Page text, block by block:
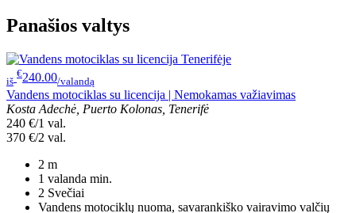
Panašios valtys
iš
€240.00/valandą
Vandens motociklas su licencija | Nemokamas važiavimas
Kosta Adechė, Puerto Kolonas, Tenerifė
240 €/1 val.
370 €/2 val.
2 m
1 valanda min.
2 Svečiai
Vandens motociklų nuoma, savarankiško vairavimo valčių